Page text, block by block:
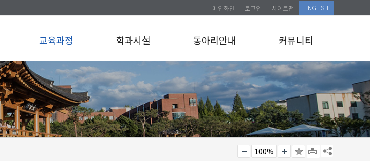
메인화면 로그인 사이트맵 ENGLISH
교육과정 학과시설 동아리안내 커뮤니티
100%